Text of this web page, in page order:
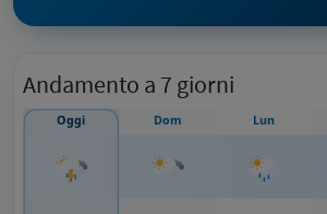
Andamento a 7 giorni
Oggi Dom Lun